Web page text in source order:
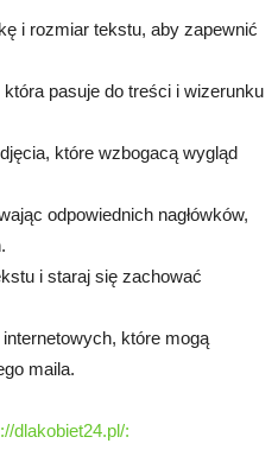
i rozmiar tekstu, aby zapewnić
pasuje do treści i wizerunku
które wzbogacą wygląd
odpowiednich nagłówków,
i staraj się zachować
które mogą
maila.
dlakobiet24.pl/: